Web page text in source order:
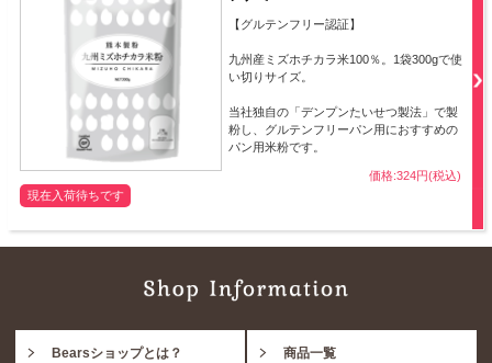
【グルテンフリー認証】
九州産ミズホチカラ米100％。1袋300gで使
い切りサイズ。
当社独自の「デンプンたいせつ製法」で製
粉し、グルテンフリーパン用におすすめの
パン用米粉です。
価格:324円(税込)
現在入荷待ちです
Bearsショップとは？ 商品一覧